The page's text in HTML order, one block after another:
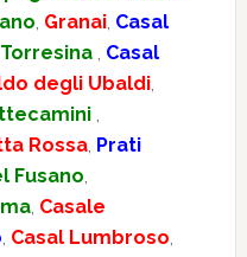
, Granai, Casal
Torresina , Casal
degli Ubaldi,
,
Rossa, Prati
Fusano,
, Casale
, Casal Lumbroso,